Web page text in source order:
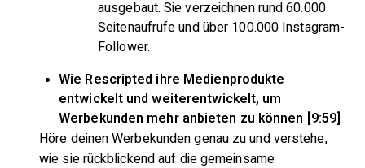
ausgebaut. Sie verzeichnen rund 60.000
Seitenaufrufe und über 100.000 Instagram-
Follower.
Wie Rescripted ihre Medienprodukte
entwickelt und weiterentwickelt, um
Werbekunden mehr anbieten zu können [9:59]
Höre deinen Werbekunden genau zu und verstehe,
wie sie rückblickend auf die gemeinsame